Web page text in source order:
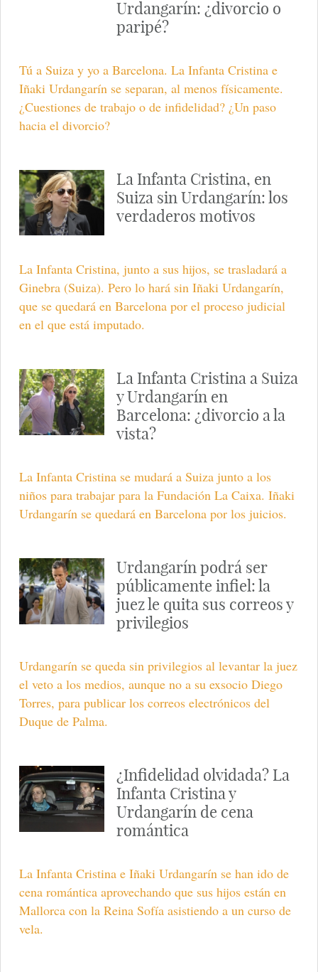
Urdangarín: ¿divorcio o
paripé?
Tú a Suiza y yo a Barcelona. La Infanta Cristina e
Iñaki Urdangarín se separan, al menos físicamente.
¿Cuestiones de trabajo o de infidelidad? ¿Un paso
hacia el divorcio?
La Infanta Cristina, en
Suiza sin Urdangarín: los
verdaderos motivos
La Infanta Cristina, junto a sus hijos, se trasladará a
Ginebra (Suiza). Pero lo hará sin Iñaki Urdangarín,
que se quedará en Barcelona por el proceso judicial
en el que está imputado.
La Infanta Cristina a Suiza
y Urdangarín en
Barcelona: ¿divorcio a la
vista?
La Infanta Cristina se mudará a Suiza junto a los
niños para trabajar para la Fundación La Caixa. Iñaki
Urdangarín se quedará en Barcelona por los juicios.
Urdangarín podrá ser
públicamente infiel: la
juez le quita sus correos y
privilegios
Urdangarín se queda sin privilegios al levantar la juez
el veto a los medios, aunque no a su exsocio Diego
Torres, para publicar los correos electrónicos del
Duque de Palma.
¿Infidelidad olvidada? La
Infanta Cristina y
Urdangarín de cena
romántica
La Infanta Cristina e Iñaki Urdangarín se han ido de
cena romántica aprovechando que sus hijos están en
Mallorca con la Reina Sofía asistiendo a un curso de
vela.